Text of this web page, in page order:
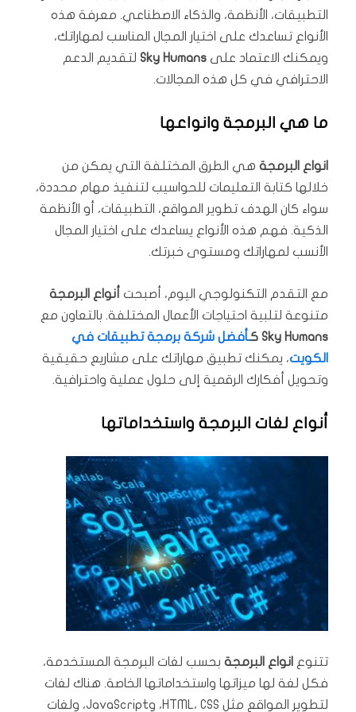
التطبيقات، الأنظمة، والذكاء الاصطناعي. معرفة هذه
الأنواع تساعدك على اختيار المجال المناسب لمهاراتك،
ويمكنك الاعتماد على Sky Humans لتقديم الدعم
الاحترافي في كل هذه المجالات.
ما هي البرمجة وانواعها
انواع البرمجة هي الطرق المختلفة التي يمكن من
خلالها كتابة التعليمات للحواسيب لتنفيذ مهام محددة،
سواء كان الهدف تطوير المواقع، التطبيقات، أو الأنظمة
الذكية. فهم هذه الأنواع يساعدك على اختيار المجال
الأنسب لمهاراتك ومستوى خبرتك.
مع التقدم التكنولوجي اليوم، أصبحت أنواع البرمجة
متنوعة لتلبية احتياجات الأعمال المختلفة. بالتعاون مع
Sky Humans ك
ـأفضل شركة برمجة تطبيقات في
الكويت، يمكنك تطبيق مهاراتك على مشاريع حقيقية
وتحويل أفكارك الرقمية إلى حلول عملية واحترافية.
أنواع لغات البرمجة واستخداماتها
تتنوع انواع البرمجة بحسب لغات البرمجة المستخدمة،
فكل لغة لها ميزاتها واستخداماتها الخاصة. هناك لغات
لتطوير المواقع مثل HTML، CSS، وJavaScript، ولغات